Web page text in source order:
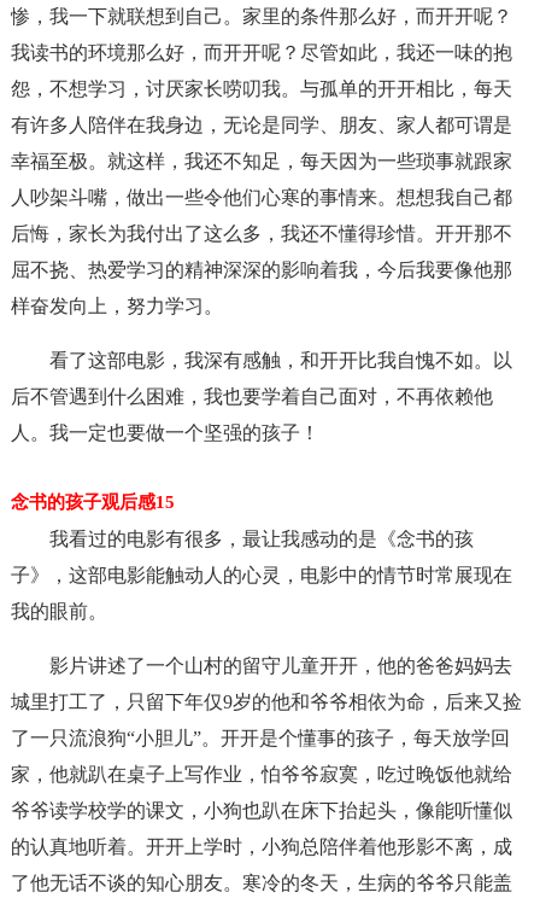
惨，我一下就联想到自己。家里的条件那么好，而开开呢？
我读书的环境那么好，而开开呢？尽管如此，我还一味的抱
怨，不想学习，讨厌家长唠叨我。与孤单的开开相比，每天
有许多人陪伴在我身边，无论是同学、朋友、家人都可谓是
幸福至极。就这样，我还不知足，每天因为一些琐事就跟家
人吵架斗嘴，做出一些令他们心寒的事情来。想想我自己都
后悔，家长为我付出了这么多，我还不懂得珍惜。开开那不
屈不挠、热爱学习的精神深深的影响着我，今后我要像他那
样奋发向上，努力学习。
看了这部电影，我深有感触，和开开比我自愧不如。以
后不管遇到什么困难，我也要学着自己面对，不再依赖他
人。我一定也要做一个坚强的孩子！
念书的孩子观后感15
我看过的电影有很多，最让我感动的是《念书的孩
子》，这部电影能触动人的心灵，电影中的情节时常展现在
我的眼前。
影片讲述了一个山村的留守儿童开开，他的爸爸妈妈去
城里打工了，只留下年仅9岁的他和爷爷相依为命，后来又捡
了一只流浪狗“小胆儿”。开开是个懂事的孩子，每天放学回
家，他就趴在桌子上写作业，怕爷爷寂寞，吃过晚饭他就给
爷爷读学校学的课文，小狗也趴在床下抬起头，像能听懂似
的认真地听着。开开上学时，小狗总陪伴着他形影不离，成
了他无话不谈的知心朋友。寒冷的冬天，生病的爷爷只能盖